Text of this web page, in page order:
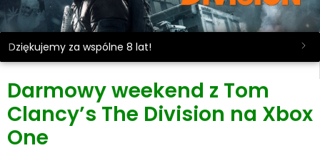
Dziękujemy za wspólne 8 lat!
Darmowy weekend z Tom
Clancy’s The Division na Xbox
One